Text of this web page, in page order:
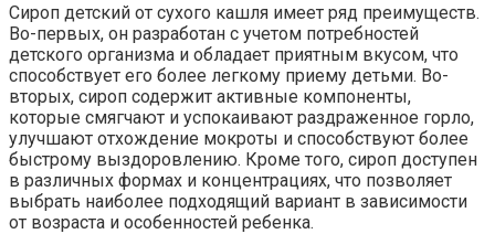
Сироп детский от сухого кашля имеет ряд преимуществ.
Во-первых, он разработан с учетом потребностей
детского организма и обладает приятным вкусом, что
способствует его более легкому приему детьми. Во-
вторых, сироп содержит активные компоненты,
которые смягчают и успокаивают раздраженное горло,
улучшают отхождение мокроты и способствуют более
быстрому выздоровлению. Кроме того, сироп доступен
в различных формах и концентрациях, что позволяет
выбрать наиболее подходящий вариант в зависимости
от возраста и особенностей ребенка.